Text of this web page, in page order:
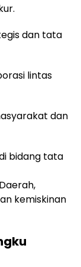
dan tata
lintas
dan
bidang tata
kemiskinan